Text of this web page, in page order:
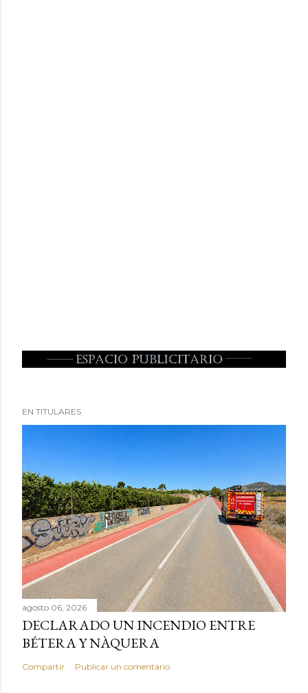
EN TITULARES
agosto 06, 2026
DECLARADO UN INCENDIO ENTRE
BÉTERA Y NÀQUERA
Compartir Publicar un comentario